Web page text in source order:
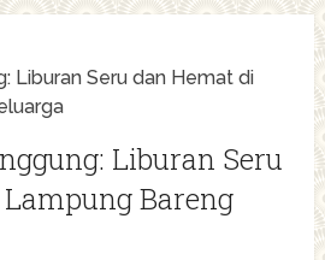
Liburan Seru dan Hemat di
Liburan Seru
Bareng